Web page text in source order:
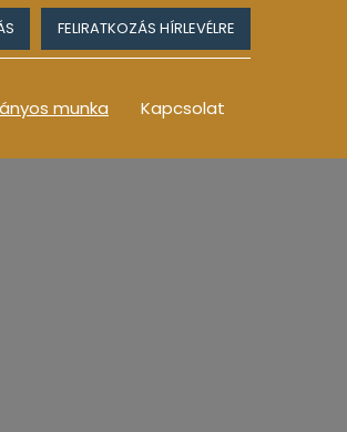
FELIRATKOZÁS HÍRLEVÉLRE
munka Kapcsolat